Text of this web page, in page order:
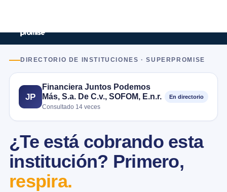
DIRECTORIO DE INSTITUCIONES · SUPERPROMISE
JP
Financiera Juntos Podemos
Más, S.a. De C.v., SOFOM, E.n.r.
Consultado 14 veces
En directorio
¿Te está cobrando esta
institución? Primero,
respira.